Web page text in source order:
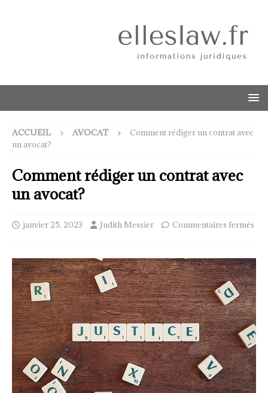
ACCUEIL AVOCAT
Comment rédiger un contrat avec
un avocat?
Comment rédiger un contrat avec
un avocat?
janvier 25, 2023 Judith Messier Commentaires fermés